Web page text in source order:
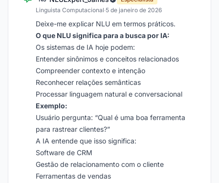
Linguista Computacional·5 de janeiro de 2026
Deixe-me explicar NLU em termos práticos.
O que NLU significa para a busca por IA:
Os sistemas de IA hoje podem:
Entender sinônimos e conceitos relacionados
Compreender contexto e intenção
Reconhecer relações semânticas
Processar linguagem natural e conversacional
Exemplo:
Usuário pergunta: “Qual é uma boa ferramenta
para rastrear clientes?”
A IA entende que isso significa:
Software de CRM
Gestão de relacionamento com o cliente
Ferramentas de vendas